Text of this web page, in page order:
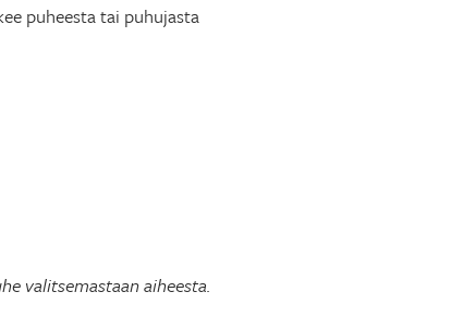
puheesta tai puhujasta
valitsemastaan aiheesta.